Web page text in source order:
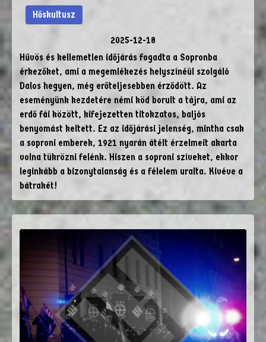
Hőskultusz
2025-12-18
Hűvös és kellemetlen időjárás fogadta a Sopronba
érkezőket, ami a megemlékezés helyszínéül szolgáló
Dalos hegyen, még erőteljesebben érződött. Az
eseményünk kezdetére némi köd borult a tájra, ami az
erdő fái között, kifejezetten titokzatos, baljós
benyomást keltett. Ez az időjárási jelenség, mintha csak
a soproni emberek, 1921 nyarán átélt érzelmeit akarta
volna tükrözni felénk. Hiszen a soproni szíveket, ekkor
leginkább a bizonytalanság és a félelem uralta. Kivéve a
bátrakét!